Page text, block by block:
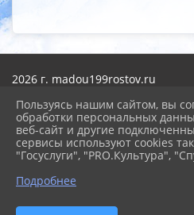
2026 г. madou199rostov.ru
Карта сайта
Политика обработки
Сделано на KubCMS
Разработка и поддержка
Пользуясь нашим сайтом, вы
обработки персональных
веб-сайт и другие
сервисы используют cookies
"Госуслуги", "PRO.Культура",
Подробнее